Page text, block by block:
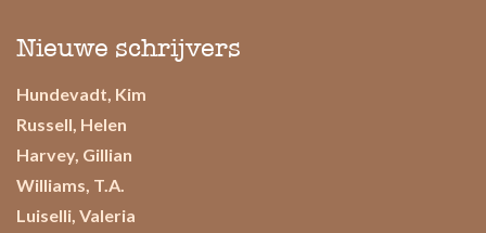
Nieuwe schrijvers
Hundevadt, Kim
Russell, Helen
Harvey, Gillian
Williams, T.A.
Luiselli, Valeria